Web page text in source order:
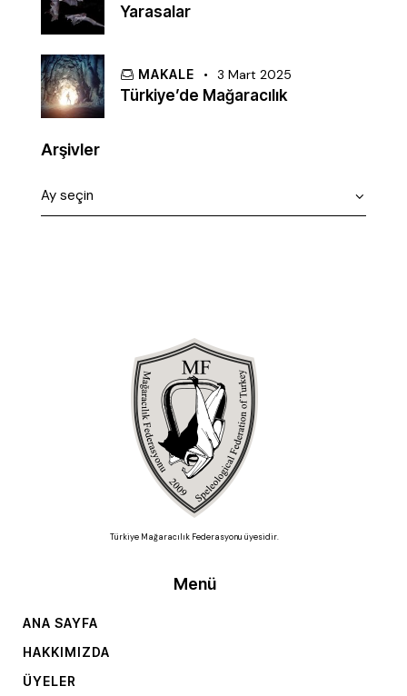
Yarasalar
MAKALE 3 Mart 2025
Türkiye’de Mağaracılık
Arşivler
Türkiye Mağaracılık Federasyonu üyesidir.
Menü
ANA SAYFA
HAKKIMIZDA
ÜYELER